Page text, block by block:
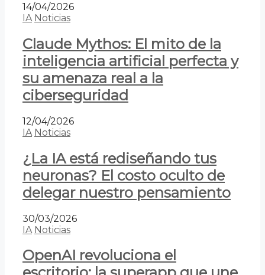
14/04/2026
IA Noticias
Claude Mythos: El mito de la
inteligencia artificial perfecta y
su amenaza real a la
ciberseguridad
12/04/2026
IA Noticias
¿La IA está rediseñando tus
neuronas? El costo oculto de
delegar nuestro pensamiento
30/03/2026
IA Noticias
OpenAI revoluciona el